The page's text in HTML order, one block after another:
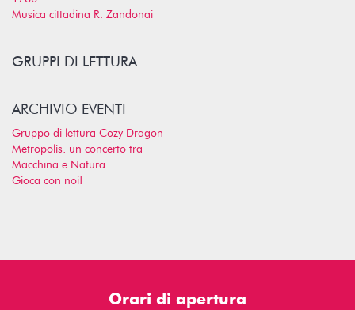
Musica cittadina R. Zandonai
GRUPPI DI LETTURA
ARCHIVIO EVENTI
Gruppo di lettura Cozy Dragon
Metropolis: un concerto tra
Macchina e Natura
Gioca con noi!
Orari di apertura